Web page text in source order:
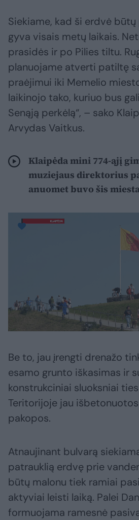
Siekiame, kad ši erdvė
gyva visais metų laikais.
prasidės ir po Pilies tiltu.
planuojame atverti patiltę
praėjimui iki Memelio
laikinojo tako, kuriuo bus
Senąją perkėlą“, – sako
Arvydas Vaitkus.
Klaipėda mini 774-ąjį
muziejaus direktorius
anuomet buvo šis
Be to, jau įrengti drenažo
esamo grunto iškasimas ir
konstrukciniai sluoksniai
Teritorijoje jau
pakopos.
Atnaujinant bulvarą
patrauklią erdvę prie
būtų malonu tiek ramiai
aktyviai leisti laiką. Palei
formuojama ramesnė